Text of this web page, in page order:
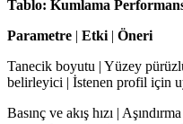
Tablo: Kumlama
Parametre | Etki | Öneri
Tanecik boyutu | Yüzey
belirleyici | İstenen profil için
Basınç ve akış hızı |